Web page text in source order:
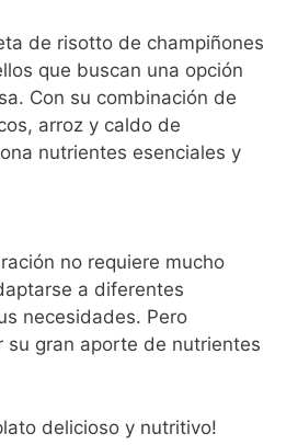
de risotto de champiñones
que buscan una opción
Con su combinación de
arroz y caldo de
nutrientes esenciales y
no requiere mucho
a diferentes
necesidades. Pero
su gran aporte de nutrientes
delicioso y nutritivo!